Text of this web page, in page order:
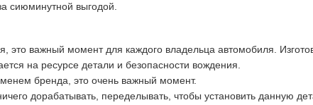
сиюминутной выгодой.
это важный момент для каждого владельца автомобиля.
на ресурсе детали и безопасности вождения.
бренда, это очень важный момент.
дорабатывать, переделывать, чтобы установить данную